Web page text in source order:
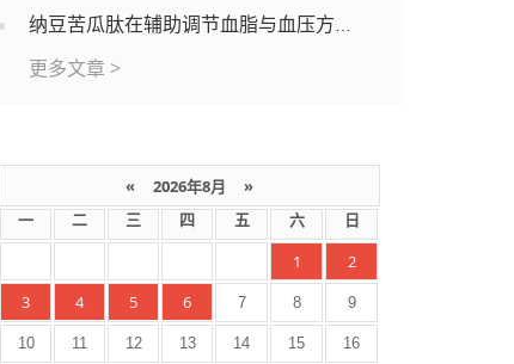
纳豆苦瓜肽在辅助调节血脂与血压方面的应用分析
更多文章 >
« 2026年8月 »
一 二 三 四 五 六 日
1
2
3
4 5 6 7 8 9
10 11 12 13 14 15 16